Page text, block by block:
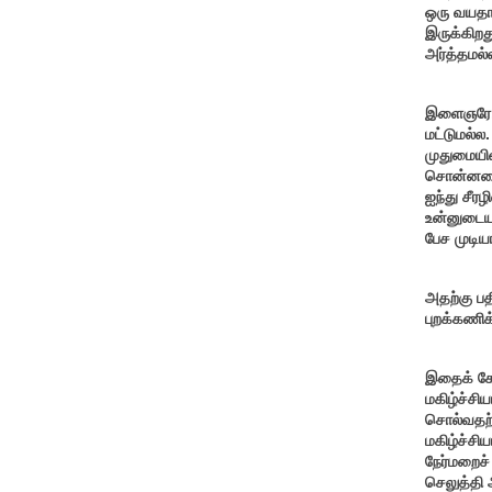
ஒரு
இளைஞரே,
ஐந்து
பேச
அதற்கு
இதைக்